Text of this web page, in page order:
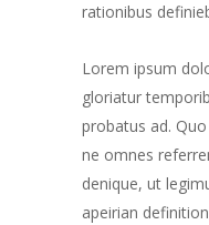
rationibus
Lorem ipsum
gloriatur
probatus ad.
ne omnes
denique, ut
apeirian